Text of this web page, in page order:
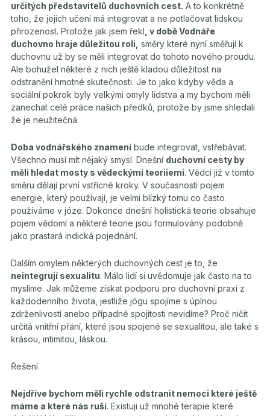
určitých představitelů duchovních cest. A to konkrétně
toho, že jejich učení má integrovat a ne potlačovat lidskou
přirozenost. Protože jak jsem řekl , v době Vodnáře
duchovno hraje důležitou roli, směry které nyní směřují k
duchovnu už by se měli integrovat do tohoto nového proudu.
Ale bohužel některé z nich ještě kladou důležitost na
odstranění hmotné skutečnosti. Je to jako kdyby věda a
sociální pokrok byly velkými omyly lidstva a my bychom měli
zanechat celé práce našich předků, protože by jsme shledali
že je neužitečná.
Doba vodnářského znamení bude integrovat, vstřebávat.
Všechno musí mít nějaký smysl. Dnešní duchovní cesty by
měli hledat mosty s vědeckými teoriiemi. Vědci již v tomto
směru dělají první vstřícné kroky. V současnosti pojem
energie, který používají, je velmi blízký tomu co často
používáme v józe. Dokonce dnešní holistická teorie obsahuje
pojem vědomí a některé teorie jsou formulovány podobně
jako prastará indická pojednání.
Dalším omylem některých duchovných cest je to, že
neintegrují sexualitu. Málo lidí si uvědomuje jak často na to
myslíme. Jak můžeme získat podporu pro duchovní praxi z
každodenního života, jestliže jógu spojíme s úplnou
zdrženlivostí anebo případné spojitosti nevidíme? Proč ničit
určitá vnitřní přání, které jsou spojené se sexualitou, ale také s
krásou, intimitou, láskou.
Řešení
Nejdříve bychom měli rychle odstranit nemoci které ještě
máme a které nás ruší. Existuji už mnohé terapie které